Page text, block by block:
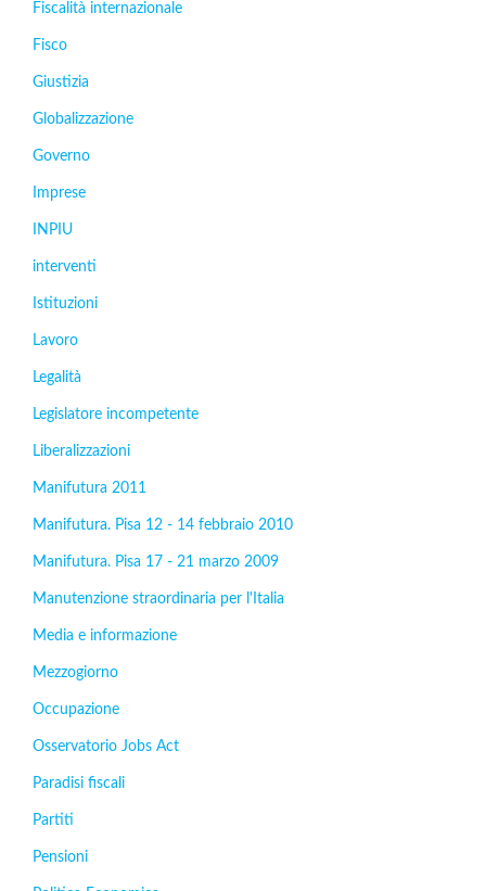
Fiscalità internazionale
Fisco
Giustizia
Globalizzazione
Governo
Imprese
INPIU
interventi
Istituzioni
Lavoro
Legalità
Legislatore incompetente
Liberalizzazioni
Manifutura 2011
Manifutura. Pisa 12 - 14 febbraio 2010
Manifutura. Pisa 17 - 21 marzo 2009
Manutenzione straordinaria per l'Italia
Media e informazione
Mezzogiorno
Occupazione
Osservatorio Jobs Act
Paradisi fiscali
Partiti
Pensioni